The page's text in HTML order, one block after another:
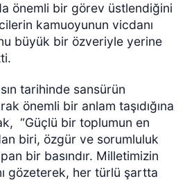
önemli bir görev üstlendiğini
kamuoyunun vicdanı
büyük bir özveriyle yerine
tarihinde sansürün
önemli bir anlam taşıdığına
“Güçlü bir toplumun en
biri, özgür ve sorumluluk
bir basındır. Milletimizin
gözeterek, her türlü şartta